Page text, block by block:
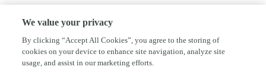
Facebook: Autobedrijf Johan Meure
Instagram: @autobedrijfjohanmeure
Hoewel aan de informatie van deze website de grootst mogelijke
We value your privacy
By clicking “Accept All Cookies”, you agree to the storing of
cookies on your device to enhance site navigation, analyze site
usage, and assist in our marketing efforts.